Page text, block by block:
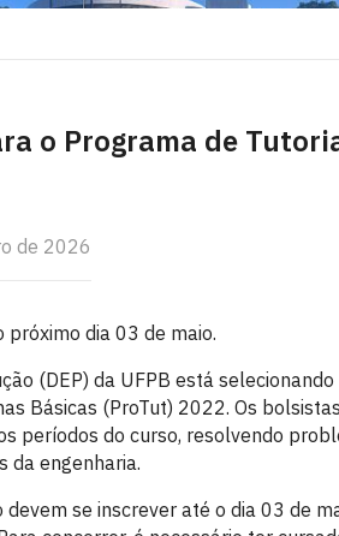
o Programa de
de 2026
próximo dia 03 de maio.
(DEP) da UFPB está
Básicas (ProTut) 2022. Os
períodos do curso, resolvendo
da engenharia.
se inscrever até o dia 03 de